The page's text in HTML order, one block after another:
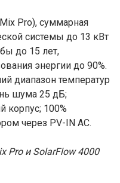
Pro), суммарная
системы до 13 кВт
до 15 лет,
энергии до 90%.
диапазон температур
шума 25 дБ;
корпус; 100%
через PV-IN AC.
Pro и SolarFlow 4000